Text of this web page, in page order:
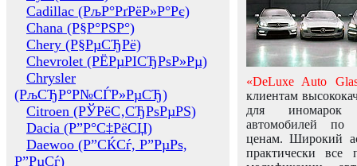
Cadillac (РљР°РґРёР»Р°Рє)
Chana (Р§Р°РЅР°)
Chery (Р§РµСЂРё)
Chevrolet (РЁРµРІСЂРѕР»Рµ)
Chrysler
(РљСЂР°Р№СЃР»РµСЂ)
Citroen (РЎРёС‚СЂРѕРµРЅ)
Dacia (Р”Р°С‡РёСЏ)
Daewoo (Р”СЌСѓ, Р”РµРѕ,
Р”РµСѓ)
«DeLuxe Auto
клиентам
для иномарок
автомобилей
ценам. Широкий
практически все